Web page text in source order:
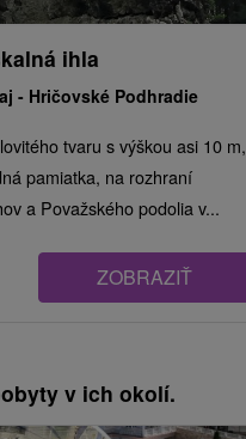
ihla
- Hričovské Podhradie
tvaru s výškou asi 10 m,
pamiatka, na rozhraní
a Považského podolia v...
ZOBRAZIŤ
v ich okolí.